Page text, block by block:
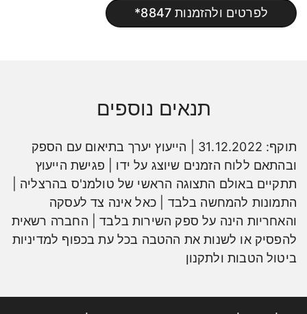
לפרטים ולהזמנות 8847*
תנאים נוספים
תוקף: 31.12.2022 | הייעוץ יערך בתיאום עם הספק
ובהתאם ללוח הזמנים שיוצג על ידו | פגישת הייעוץ
תתקיים באולם התצוגה הראשי של טולמנ'ס בהרצליה |
התמונות להמחשה בלבד | כאל אינה צד לעסקה
והאחריות הינה על ספק השירות בלבד | החברה רשאית
להפסיק או לשנות את ההטבה בכל עת בכפוף למדיניות
ביטול הטבות ולתקנון